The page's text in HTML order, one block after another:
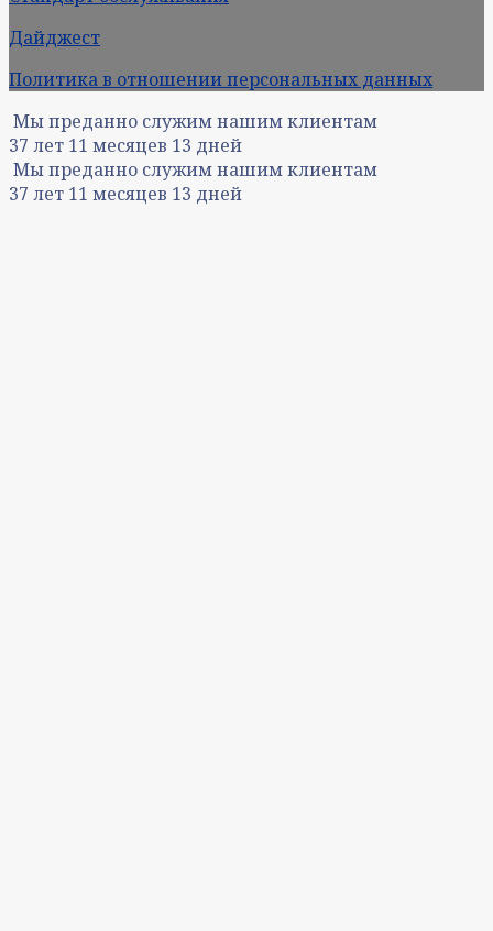
Дайджест
Политика в отношении персональных данных
Мы преданно служим нашим клиентам
37 лет 11 месяцев 13 дней
Мы преданно служим нашим клиентам
37 лет 11 месяцев 13 дней